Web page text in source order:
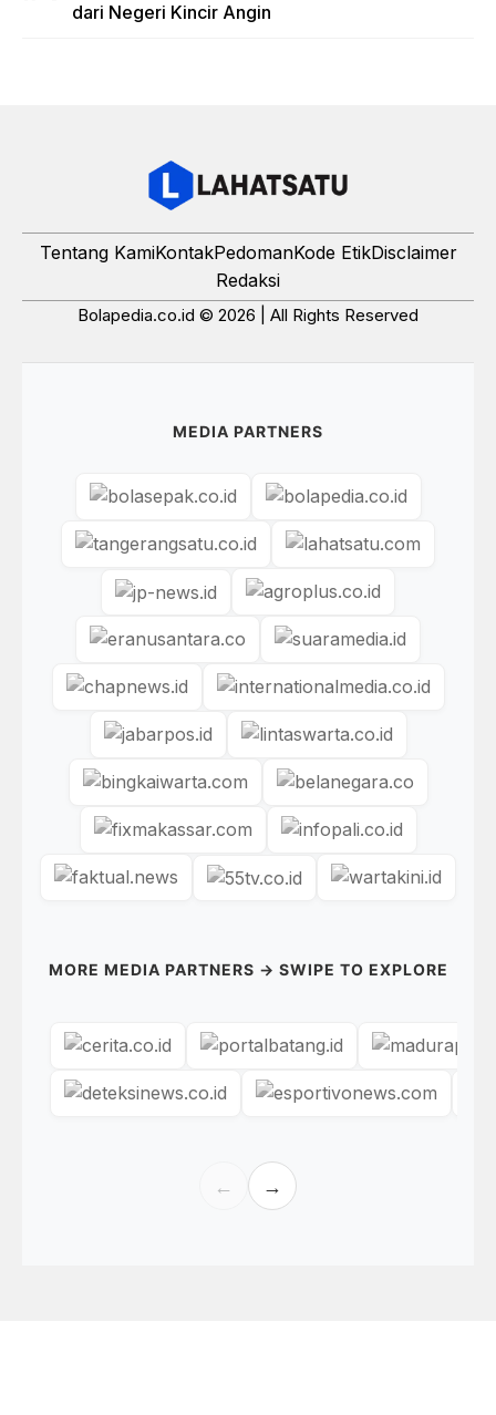
dari Negeri Kincir Angin
Tentang KamiKontakPedomanKode EtikDisclaimer
Redaksi
Bolapedia.co.id © 2026 | All Rights Reserved
MEDIA PARTNERS
MORE MEDIA PARTNERS → SWIPE TO EXPLORE
← →